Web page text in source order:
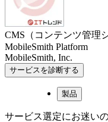
CMS（コンテンツ管理
MobileSmith Platform
MobileSmith, Inc.
サービスを診断する
製品
サービス選定にお迷い